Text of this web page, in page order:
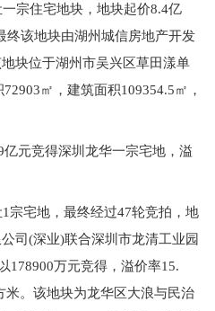
住宅地块，地块起价8.4亿
终该地块由湖州城信房地产开发
块位于湖州市吴兴区草田漾单
㎡，建筑面积109354.5㎡，
元竞得深圳龙华一宗宅地，溢
宅地，最终经过47轮竞拍，地
司(深业)联合深圳市龙清工业园
178900万元竞得，溢价率15.
米。该地块为龙华区大浪与民治